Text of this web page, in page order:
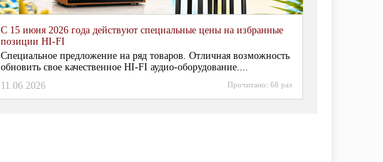
С 15 июня 2026 года действуют специальные цены на избранные
позиции HI-FI
Специальное предложение на ряд товаров. Отличная возможность
обновить свое качественное HI-FI аудио-оборудование....
11.06.2026
Прочитано: 68 раз